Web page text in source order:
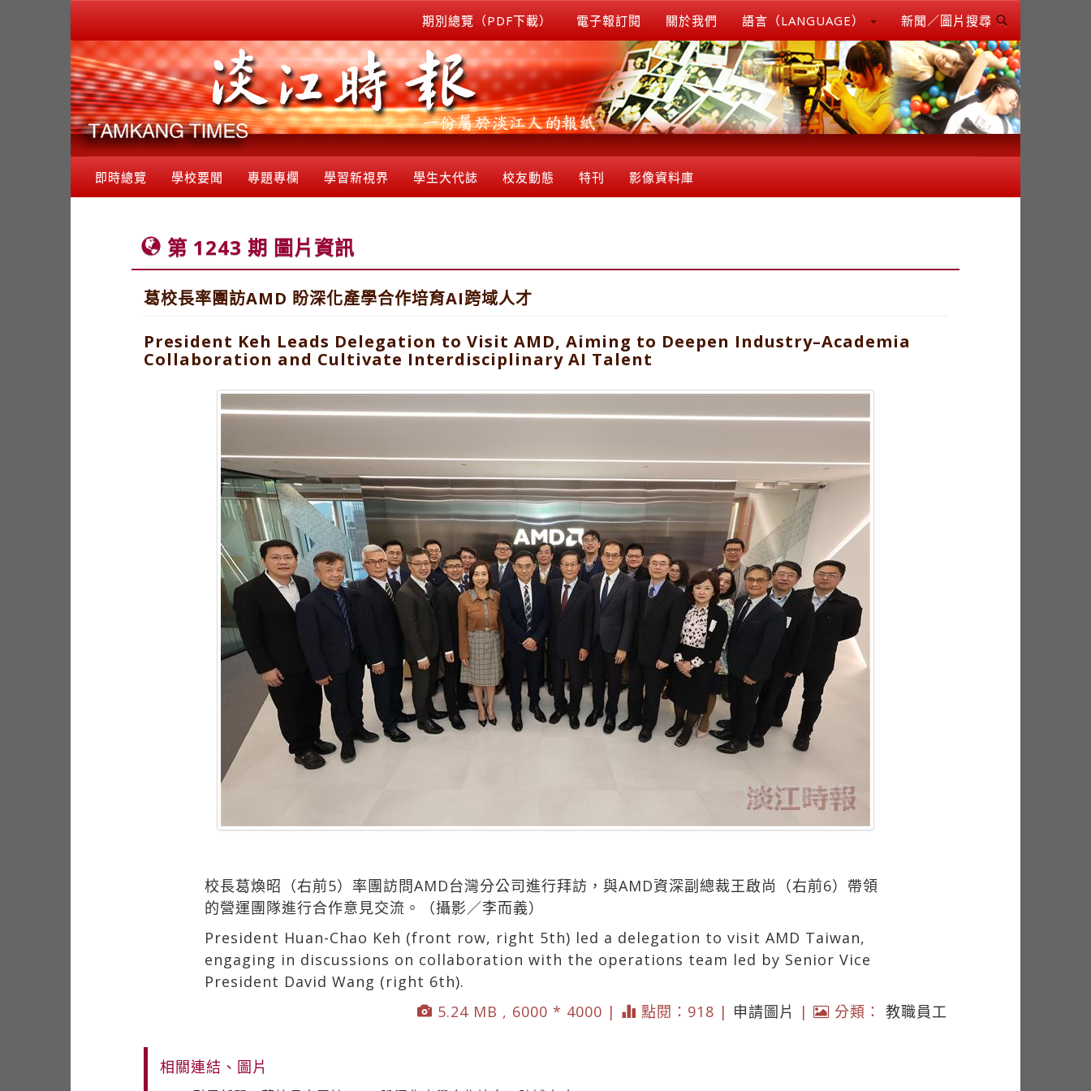
期別總覽（PDF下載） 電子報訂閱 關於我們 語言（LANGUAGE） 新聞／圖片搜尋
即時總覽 學校要聞 專題專欄 學習新視界 學生大代誌 校友動態 特刊 影像資料庫
第 1243 期 圖片資訊
葛校長率團訪AMD 盼深化產學合作培育AI跨域人才
President Keh Leads Delegation to Visit AMD, Aiming to Deepen Industry–Academia
Collaboration and Cultivate Interdisciplinary AI Talent
校長葛煥昭（右前5）率團訪問AMD台灣分公司進行拜訪，與AMD資深副總裁王啟尚（右前6）帶領
的營運團隊進行合作意見交流。（攝影／李而義）
President Huan-Chao Keh (front row, right 5th) led a delegation to visit AMD Taiwan,
engaging in discussions on collaboration with the operations team led by Senior Vice
President David Wang (right 6th).
5.24 MB , 6000 * 4000 |
點閱：918 | 申請圖片 | 分類： 教職員工
相關連結、圖片